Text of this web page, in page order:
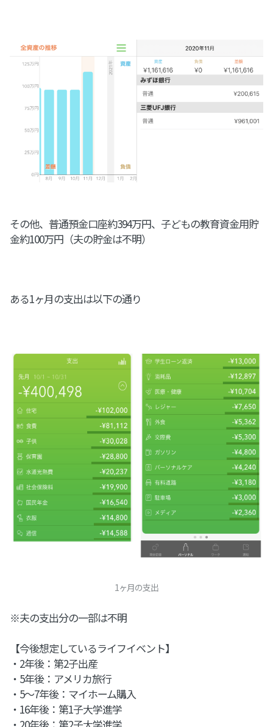
その他、普通預金口座約394万円、子どもの教育資金用貯
金約100万円（夫の貯金は不明）
ある1ヶ月の支出は以下の通り
1ヶ月の支出
※夫の支出分の一部は不明
【今後想定しているライフイベント】
・2年後：第2子出産
・5年後：アメリカ旅行
・5～7年後：マイホーム購入
・16年後：第1子大学進学